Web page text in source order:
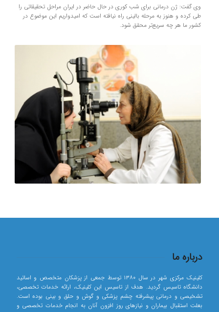
وی گفت: ژن درمانی برای شب کوری در حال حاضر در ایران مراحل تحقیقاتی را
طی کرده و هنوز به مرحله بالینی راه نیافته است که امیدواریم این موضوع در
کشور ما هر چه سریع‌تر محقق شود.
درباره ما
کلینیک مرکزی شهر در سال ۱۳۸۰ توسط جمعی از پزشکان متخصص و اساتید
دانشگاه تاسیس گردید. هدف از تاسیس این کلینیک، ارائه خدمات تخصصی،
تشخیصی و درمانی پیشرفته چشم پزشکی و گوش و حلق و بینی بوده است.
بعلت استقبال بیماران و نیازهای روز افزون آنان به انجام خدمات تخصصی و